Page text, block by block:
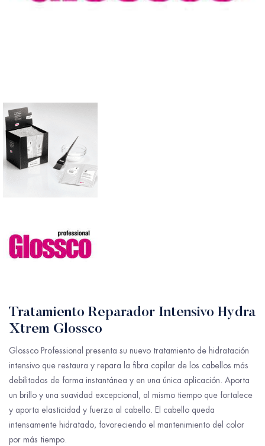
Tratamiento Reparador Intensivo Hydra
Xtrem Glossco
Glossco Professional presenta su nuevo tratamiento de hidratación
intensivo que restaura y repara la fibra capilar de los cabellos más
debilitados de forma instantánea y en una única aplicación. Aporta
un brillo y una suavidad excepcional, al mismo tiempo que fortalece
y aporta elasticidad y fuerza al cabello. El cabello queda
intensamente hidratado, favoreciendo el mantenimiento del color
por más tiempo.